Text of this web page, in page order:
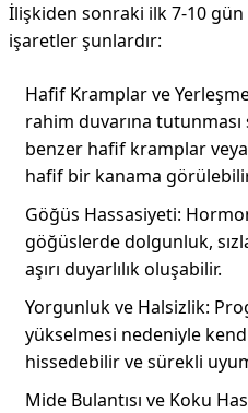
İlişkiden sonraki ilk 7-10
işaretler şunlardır:
Hafif Kramplar ve
rahim duvarına tutunması
benzer hafif kramplar
hafif bir kanama
Göğüs Hassasiyeti:
göğüslerde dolgunluk,
aşırı duyarlılık oluşabilir.
Yorgunluk ve Halsizlik:
yükselmesi nedeniyle
hissedebilir ve sürekli
Mide Bulantısı ve Koku